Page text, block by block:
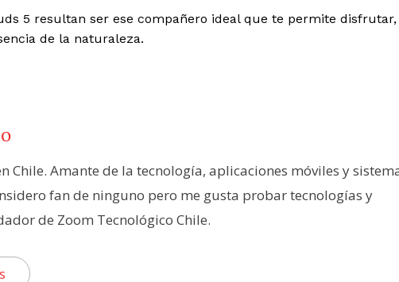
5 resultan ser ese compañero ideal que te permite disfrutar,
de la naturaleza.
Chile. Amante de la tecnología, aplicaciones móviles y
fan de ninguno pero me gusta probar tecnologías y
de Zoom Tecnológico Chile.